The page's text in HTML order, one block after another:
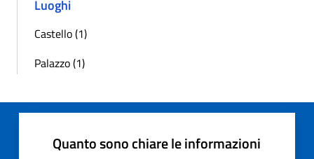
Luoghi
Castello (1)
Palazzo (1)
Quanto sono chiare le informazioni